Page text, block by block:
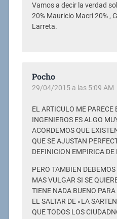
Vamos a decir la verdad
20% Mauricio Macri 20% ,
Larreta.
Pocho
29/04/2015 a las 5:09 AM
EL ARTICULO ME PARECE
INGENIEROS ES ALGO
ACORDEMOS QUE
QUE SE AJUSTAN
DEFINICION EMPIRICA DE
PERO TAMBIEN
MAS VULGAR SI SE
TIENE NADA BUENO PARA
EL SALTAR DE «LA
QUE TODOS LOS